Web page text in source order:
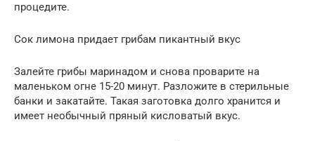
процедите.
Сок лимона придает грибам пикантный вкус
Залейте грибы маринадом и снова проварите на
маленьком огне 15-20 минут. Разложите в стерильные
банки и закатайте. Такая заготовка долго хранится и
имеет необычный пряный кисловатый вкус.